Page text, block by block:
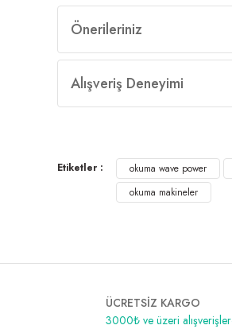
Önerileriniz
Alışveriş Deneyimi
Etiketler : okuma wave power
okuma makineler
ÜCRETSİZ KARGO
3000₺ ve üzeri